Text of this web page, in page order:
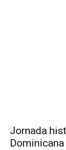
Jornada